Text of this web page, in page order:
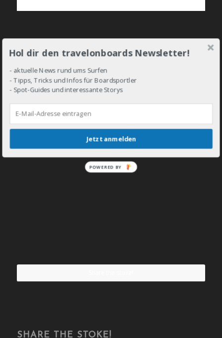
SHARE THE STOKE!
Hol dir den travelonboards Newsletter!
- aktuelle News rund ums Surfen
- Tipps, Tricks und Infos für Boardsportler
- Spot-Guides und interessante Storys
Jetzt anmelden
POWERED BY